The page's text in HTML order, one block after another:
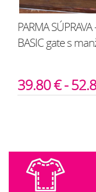
PARMA
BASIC gate s
39.80 € -